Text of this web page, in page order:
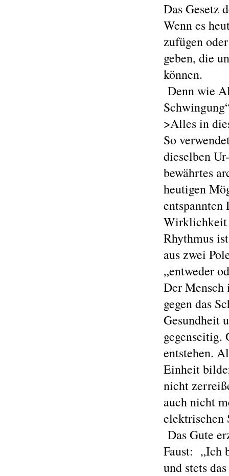
Das Gesetz
Wenn es
zufügen
geben, die
können.
Denn wie
>Alles in
So
dieselben
bewährtes
heutigen
Wirklichkeit
Rhythmus
aus zwei
„entweder
Der Mensch
gegen das
Gesundheit
gegenseitig.
entstehen.
Einheit
nicht
auch nicht
elektrischen
Das Gute
Faust: „Ich
und stets